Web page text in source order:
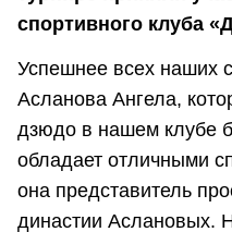
спортивного клуба
Успешнее всех наших
Асланова Ангела,
дзюдо в нашем клубе
обладает отличными
она представитель
династии Аслановых.